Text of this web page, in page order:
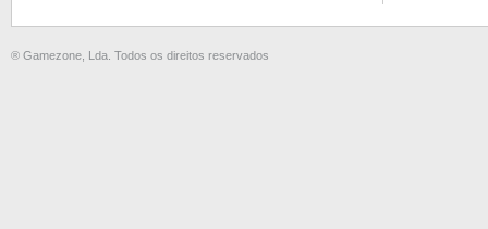
® Gamezone, Lda. Todos os direitos reservados